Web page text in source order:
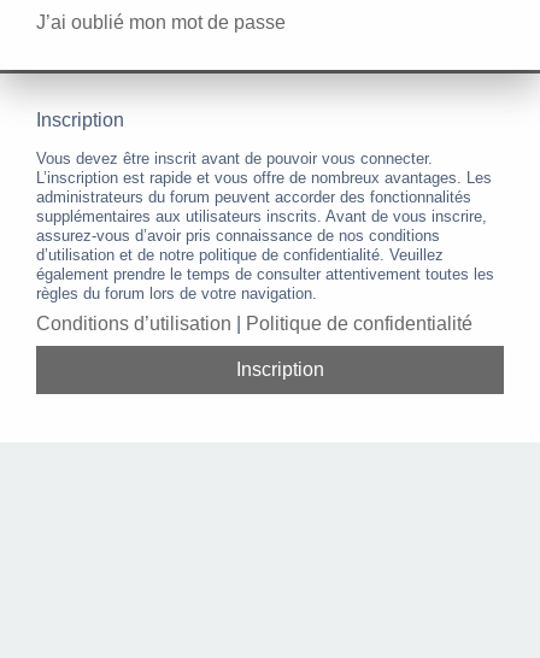
J’ai oublié mon mot de passe
Inscription
Vous devez être inscrit avant de pouvoir vous connecter.
L’inscription est rapide et vous offre de nombreux avantages. Les
administrateurs du forum peuvent accorder des fonctionnalités
supplémentaires aux utilisateurs inscrits. Avant de vous inscrire,
assurez-vous d’avoir pris connaissance de nos conditions
d’utilisation et de notre politique de confidentialité. Veuillez
également prendre le temps de consulter attentivement toutes les
règles du forum lors de votre navigation.
Conditions d’utilisation Politique de confidentialité
Inscription